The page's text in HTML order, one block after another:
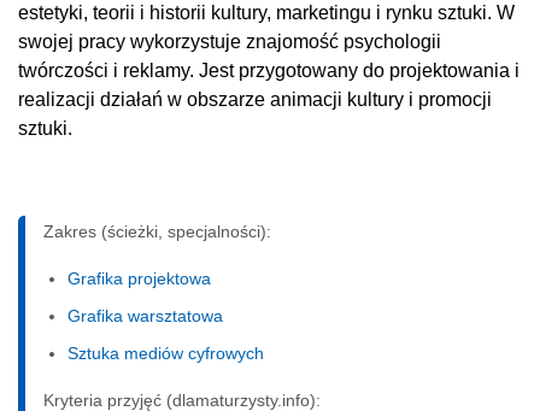
estetyki, teorii i historii kultury, marketingu i rynku sztuki. W
swojej pracy wykorzystuje znajomość psychologii
twórczości i reklamy. Jest przygotowany do projektowania i
realizacji działań w obszarze animacji kultury i promocji
sztuki.
Zakres (ścieżki, specjalności):
Grafika projektowa
Grafika warsztatowa
Sztuka mediów cyfrowych
Kryteria przyjęć (dlamaturzysty.info):